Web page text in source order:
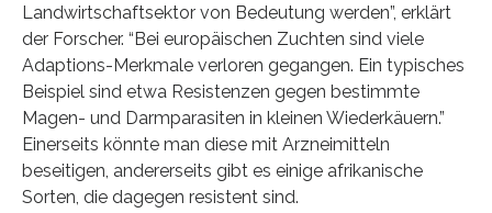
Landwirtschaftsektor von Bedeutung werden”, erklärt
der Forscher. “Bei europäischen Zuchten sind viele
Adaptions-Merkmale verloren gegangen. Ein typisches
Beispiel sind etwa Resistenzen gegen bestimmte
Magen- und Darmparasiten in kleinen Wiederkäuern.”
Einerseits könnte man diese mit Arzneimitteln
beseitigen, andererseits gibt es einige afrikanische
Sorten, die dagegen resistent sind.